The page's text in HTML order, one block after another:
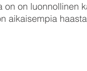
on luonnollinen
aikaisempia